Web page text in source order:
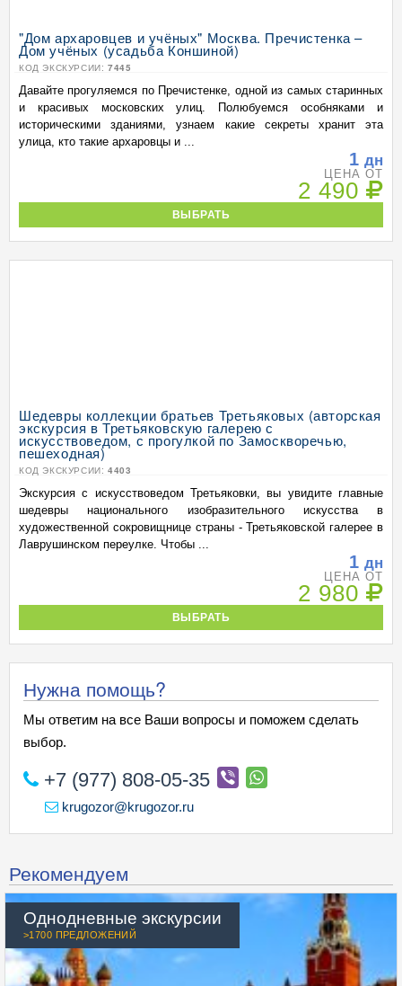
"Дом архаровцев и учёных" Москва. Пречистенка –
Дом учёных (усадьба Коншиной)
КОД ЭКСКУРСИИ: 7445
Давайте прогуляемся по Пречистенке, одной из самых старинных
и красивых московских улиц. Полюбуемся особняками и
историческими зданиями, узнаем какие секреты хранит эта
улица, кто такие архаровцы и ...
1 дн
ЦЕНА ОТ
2 490
ВЫБРАТЬ
Шедевры коллекции братьев Третьяковых (авторская
экскурсия в Третьяковскую галерею с
искусствоведом, с прогулкой по Замоскворечью,
пешеходная)
КОД ЭКСКУРСИИ: 4403
Экскурсия с искусствоведом Третьяковки, вы увидите главные
шедевры национального изобразительного искусства в
художественной сокровищнице страны - Третьяковской галерее в
Лаврушинском переулке. Чтобы ...
1 дн
ЦЕНА ОТ
2 980
ВЫБРАТЬ
Нужна помощь?
Мы ответим на все Ваши вопросы и поможем сделать
выбор.
+7 (977) 808-05-35
krugozor@krugozor.ru
Рекомендуем
Однодневные экскурсии
>1700 ПРЕДЛОЖЕНИЙ